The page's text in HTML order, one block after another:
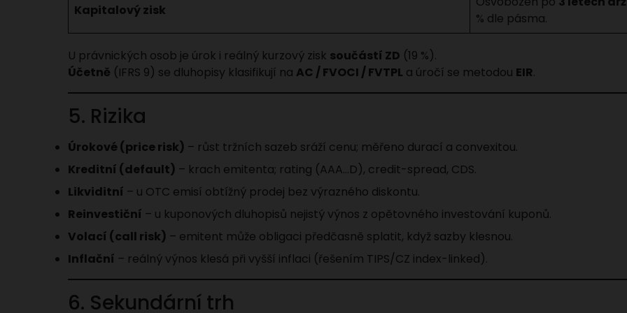
Kapitalový zisk
% dle pásma.
U právnických osob je úrok i reálný kurzový zisk součástí ZD (19 %).
Účetně (IFRS 9) se dluhopisy klasifikují na AC / FVOCI / FVTPL a úročí se metodou EIR.
5. Rizika
Úrokové (price risk) – růst tržních sazeb sráží cenu; měřeno durací a convexitou.
Kreditní (default) – krach emitenta; rating (AAA…D), credit-spread, CDS.
Likviditní – u OTC emisí obtížný prodej bez výrazného diskontu.
Reinvestiční – u kuponových dluhopisů nejistý výnos z opětovného investování kuponů.
Volací (call risk) – emitent může obligaci předčasně splatit, když sazby klesnou.
Inflační – reálný výnos klesá při vyšší inflaci (řešením TIPS/CZ index-linked).
6. Sekundární trh